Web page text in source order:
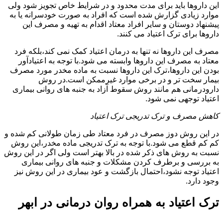
این داروها باید برای مدت محدود و در شرایط خاص تجویز شود ولی
موارد زیادی گزارش شده است که افراد به صورت خودسرانه یا به
پیشنهاد دوستان و سایر افراد معتاد اقدام به تهیه و مصرف این
داروها برای ترک اعتیاد می کنند.
مصرف این داروها نه تنها به درمان اعتیاد کمک نمی کند،بلکه فرد
معتاد به مصرف این داروها وابسته می شود.با توجه به اعتیادآور
بودن این داروها،ترک این داروها نسبت به ماده مخدر مورد مصرف
بیمار سخت تر و در برخی موارد غیرممکن است.در روش
دارودرمانی هم مانند روش سقوط آزاد به جنبه های روانی بیماری
اعتیاد توجهی نمی شود.
کاهش مصرف و ترک تدریجی ترک اعتیاد
در این روش دوز مصرف در فرد معتاد طی زمان طولانی کم شده و
کم کم قطع می شود.با توجه به ترک تدریجی ماده مخدر،این روش
نسبت به روش های ذکر شده در بالا بهتر است ولی اگر در این روش
به بررسی و برطرف کردن مشکلات و جنبه های روانی بیماری
اعتیاد توجه نشود،احتمال بازگشت و عود بیماری در این روش نیز
وجود دارد.
ترک اعتیاد به همراه روان درمانی در ابهر